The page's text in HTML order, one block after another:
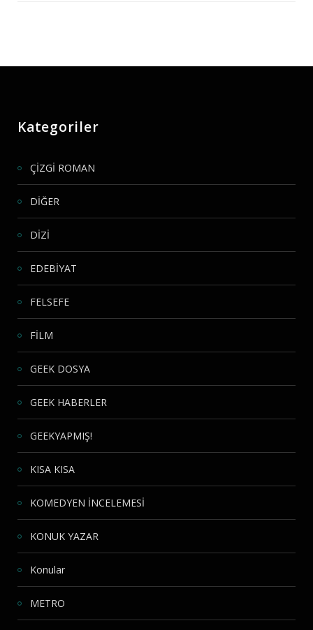
Kategoriler
ÇİZGİ ROMAN
DİĞER
DİZİ
EDEBİYAT
FELSEFE
FİLM
GEEK DOSYA
GEEK HABERLER
GEEKYAPMIŞ!
KISA KISA
KOMEDYEN İNCELEMESİ
KONUK YAZAR
Konular
METRO